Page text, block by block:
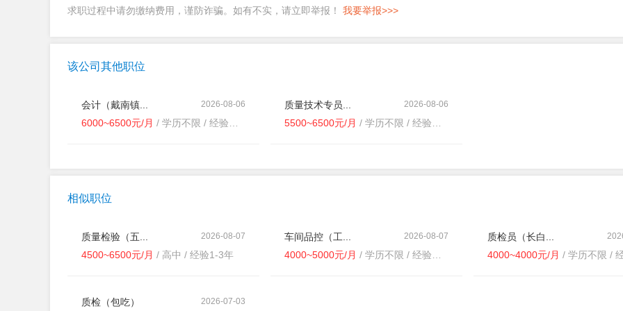
求职过程中请勿缴纳费用，谨防诈骗。如有不实，请立即举报！ 我要举报>>>
该公司其他职位
2026-08-06
会计（戴南镇...
6000~6500元/月 / 学历不限 / 经验不限
2026-08-06
质量技术专员...
5500~6500元/月 / 学历不限 / 经验不限
相似职位
2026-08-07
质量检验（五...
4500~6500元/月 / 高中 / 经验1-3年
2026-08-07
车间品控（工...
4000~5000元/月 / 学历不限 / 经验不限
质检员（长白...
4000~4000元/月 / 学历不限 / 经验
2026-07-03
质检（包吃）